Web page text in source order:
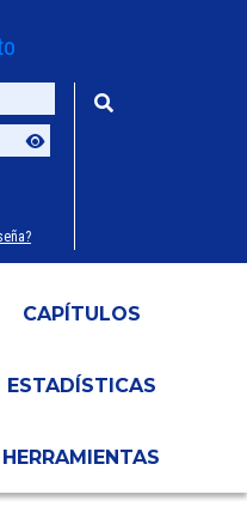
CAPÍTULOS
ESTADÍSTICAS
HERRAMIENTAS